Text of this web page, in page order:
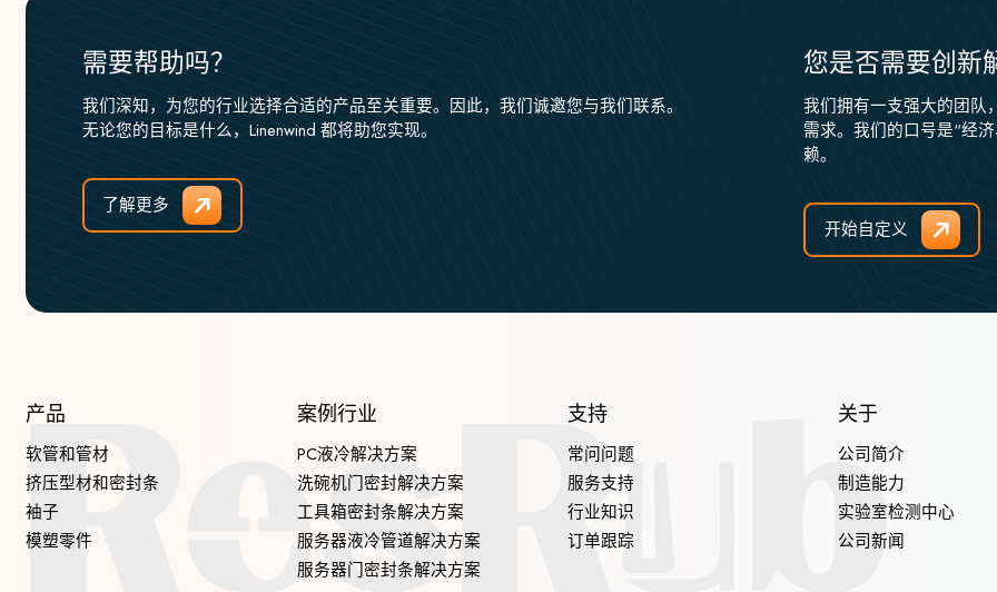
需要帮助吗？
我们深知，为您的行业选择合适的产品至关重要。因此，我们诚邀您与我们联系。
无论您的目标是什么，Linenwind 都将助您实现。
了解更多
您是否需要创新
我们拥有一支强大的团队
需求。我们的口号是“经
赖。
开始自定义
产品
软管和管材
挤压型材和密封条
袖子
模塑零件
案例行业
PC液冷解决方案
洗碗机门密封解决方案
工具箱密封条解决方案
服务器液冷管道解决方案
服务器门密封条解决方案
支持
常问问题
服务支持
行业知识
订单跟踪
关于
公司简介
制造能力
实验室检测中心
公司新闻